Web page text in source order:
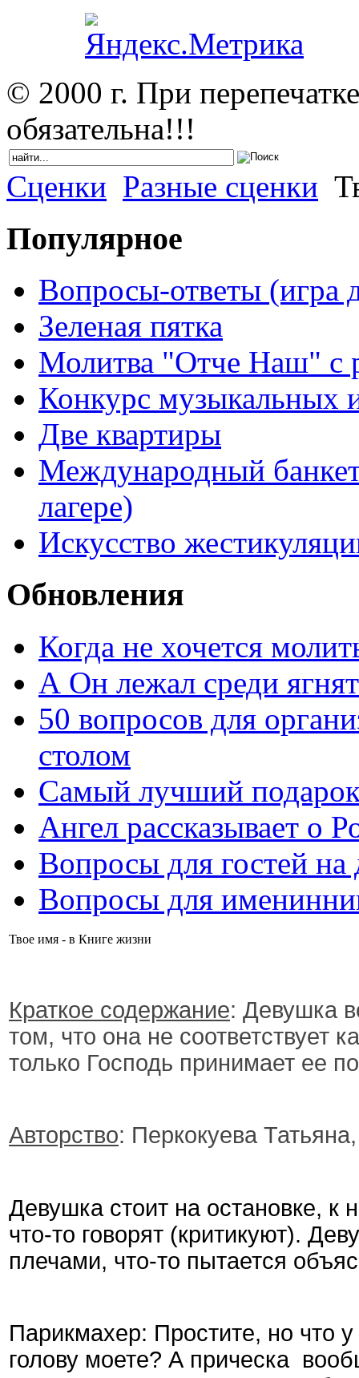
© 2000 г. При
обязательна!!!
Сценки Разные сценки
Популярное
Вопросы-ответы (игра
Зеленая пятка
Молитва "Отче Наш" с
Конкурс музыкальных
Две квартиры
Международный
лагере)
Искусство
Обновления
Когда не хочется
А Он лежал среди ягнят
50 вопросов для
столом
Самый лучший
Ангел рассказывает о
Вопросы для гостей
Вопросы для
Твое имя - в Книге жизни
Краткое содержание: Девушка
том, что она не соответствует
только Господь принимает ее
Авторство: Перкокуева
Девушка стоит на остановке,
что-то говорят (критикуют).
плечами, что-то пытается
Парикмахер: Простите, но что
голову моете? А прическа